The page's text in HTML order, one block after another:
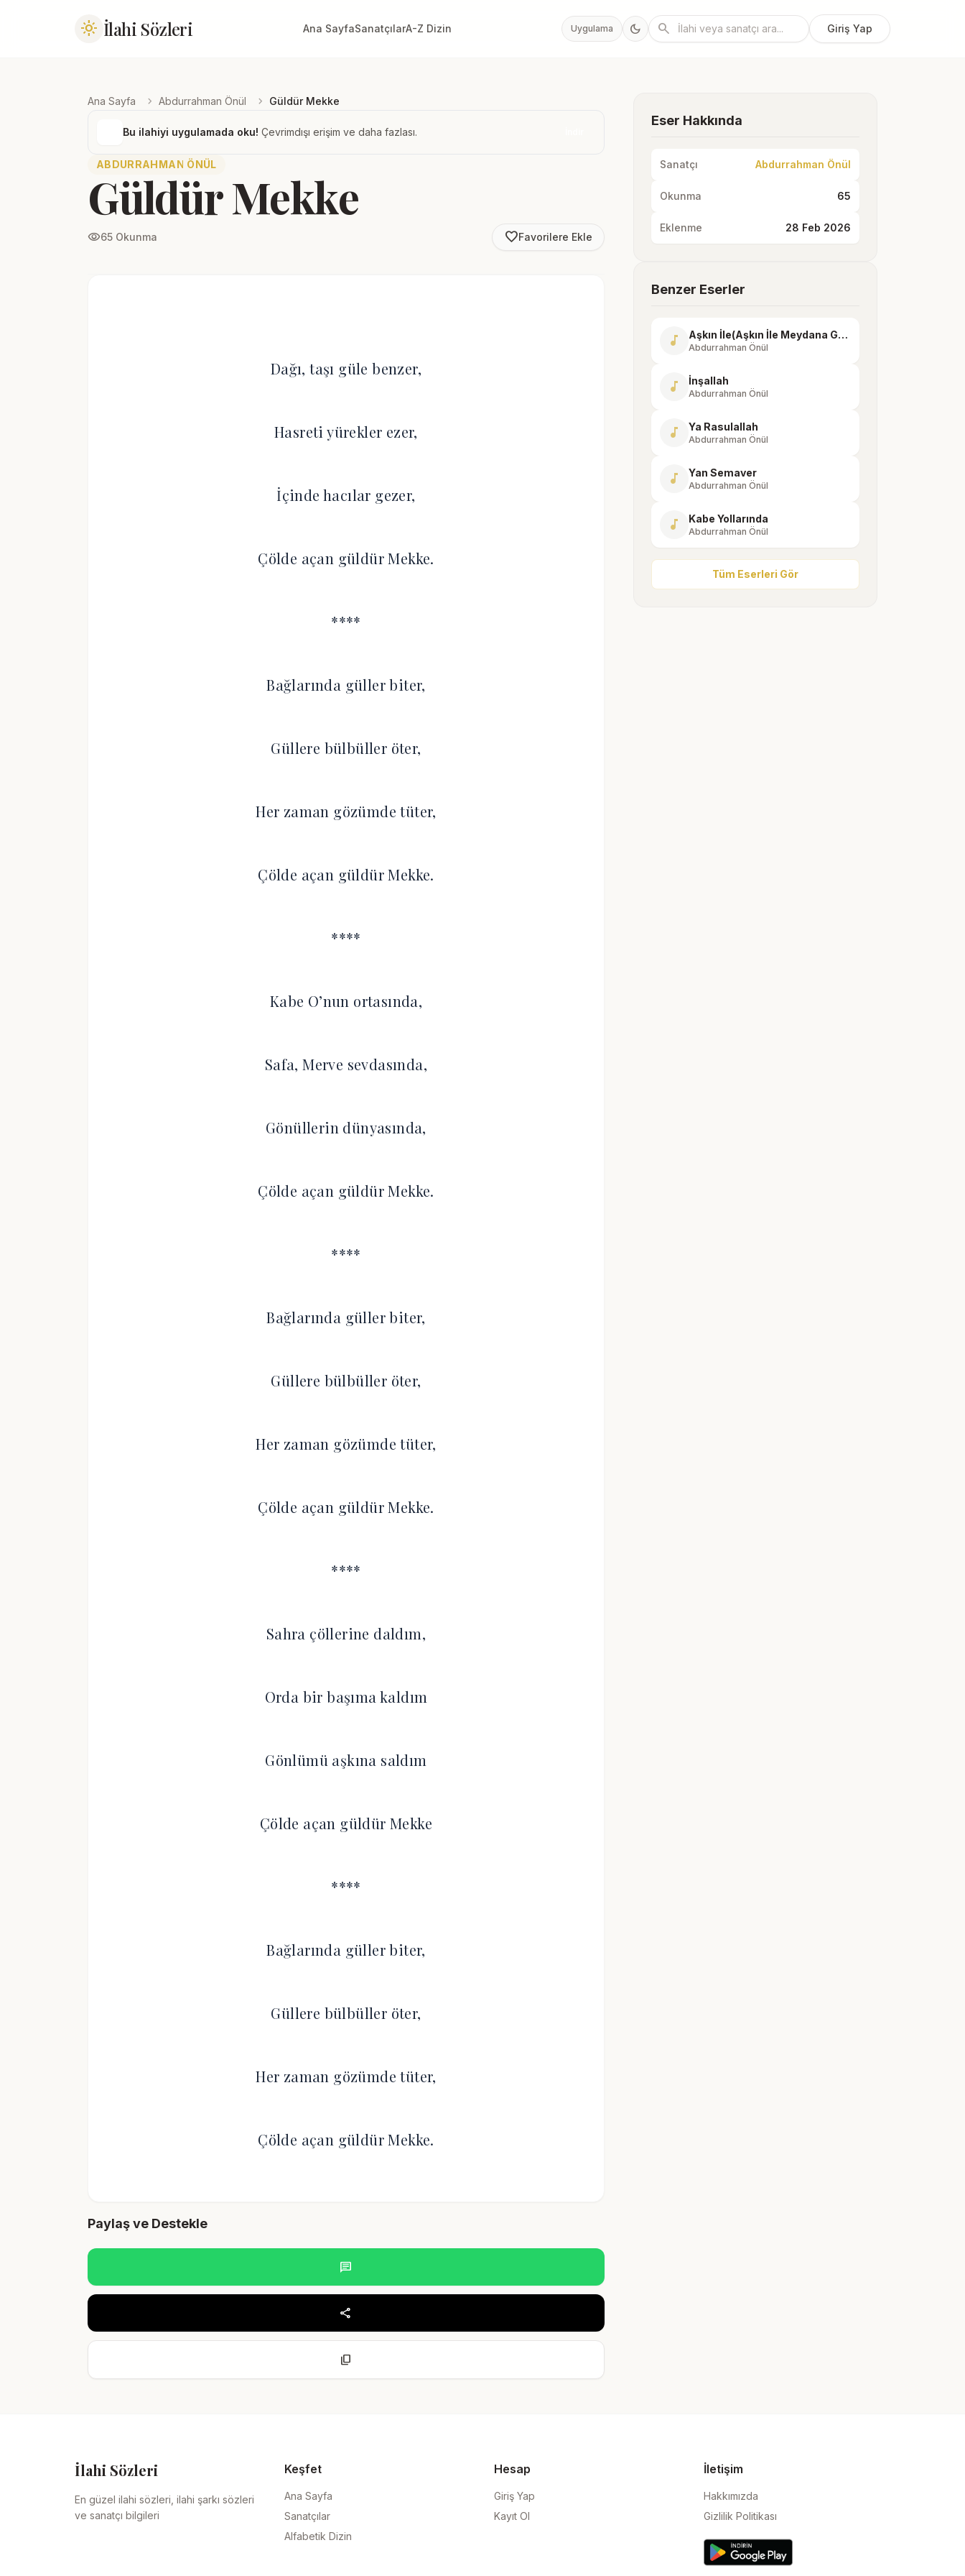
light_mode İlahi Sözleri Ana SayfaSanatçılarA-Z Dizin Uygulama dark_mode search Giriş Yap
Ana Sayfa chevron_right Abdurrahman Önül chevron_right Güldür Mekke
Bu ilahiyi uygulamada oku! Çevrimdışı erişim ve daha fazlası.
ABDURRAHMAN ÖNÜL
Güldür Mekke
visibility65 Okunma favorite_borderFavorilere Ekle
Dağı, taşı güle benzer,
Hasreti yürekler ezer,
İçinde hacılar gezer,
Çölde açan güldür Mekke.
****
Bağlarında güller biter,
Güllere bülbüller öter,
Her zaman gözümde tüter,
Çölde açan güldür Mekke.
****
Kabe O’nun ortasında,
Safa, Merve sevdasında,
Gönüllerin dünyasında,
Çölde açan güldür Mekke.
****
Bağlarında güller biter,
Güllere bülbüller öter,
Her zaman gözümde tüter,
Çölde açan güldür Mekke.
****
Sahra çöllerine daldım,
Orda bir başıma kaldım
Gönlümü aşkına saldım
Çölde açan güldür Mekke
****
Bağlarında güller biter,
Güllere bülbüller öter,
Her zaman gözümde tüter,
Çölde açan güldür Mekke.
Paylaş ve Destekle
chat
share
content_copy
Eser Hakkında
Sanatçı Abdurrahman Önül
Okunma 65
Eklenme 28 Feb 2026
Benzer Eserler
music_note Aşkın İle(Aşkın İle Meydana Geldim)
Abdurrahman Önül
music_note İnşallah
Abdurrahman Önül
music_note Ya Rasulallah
Abdurrahman Önül
music_note Yan Semaver
Abdurrahman Önül
music_note Kabe Yollarında
Abdurrahman Önül
Tüm Eserleri Gör
İlahi Sözleri
En güzel ilahi sözleri, ilahi şarkı sözleri
ve sanatçı bilgileri
Keşfet
Ana Sayfa
Sanatçılar
Alfabetik Dizin
Hesap
Giriş Yap
Kayıt Ol
İletişim
Hakkımızda
Gizlilik Politikası